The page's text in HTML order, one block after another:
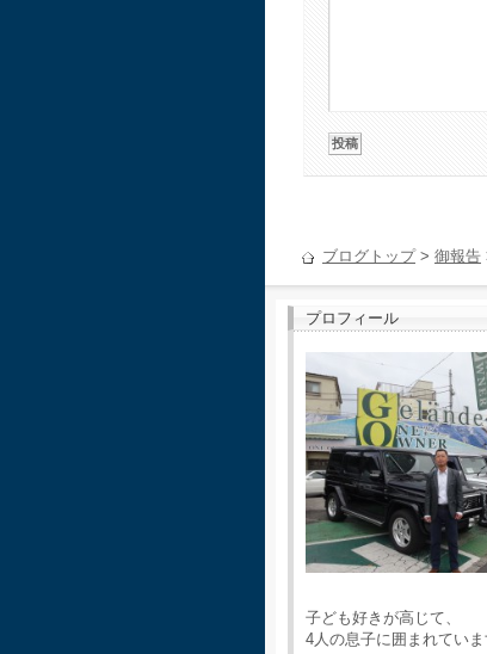
ブログトップ> 御報告
プロフィール
子ども好きが高じて、
4人の息子に囲まれていま